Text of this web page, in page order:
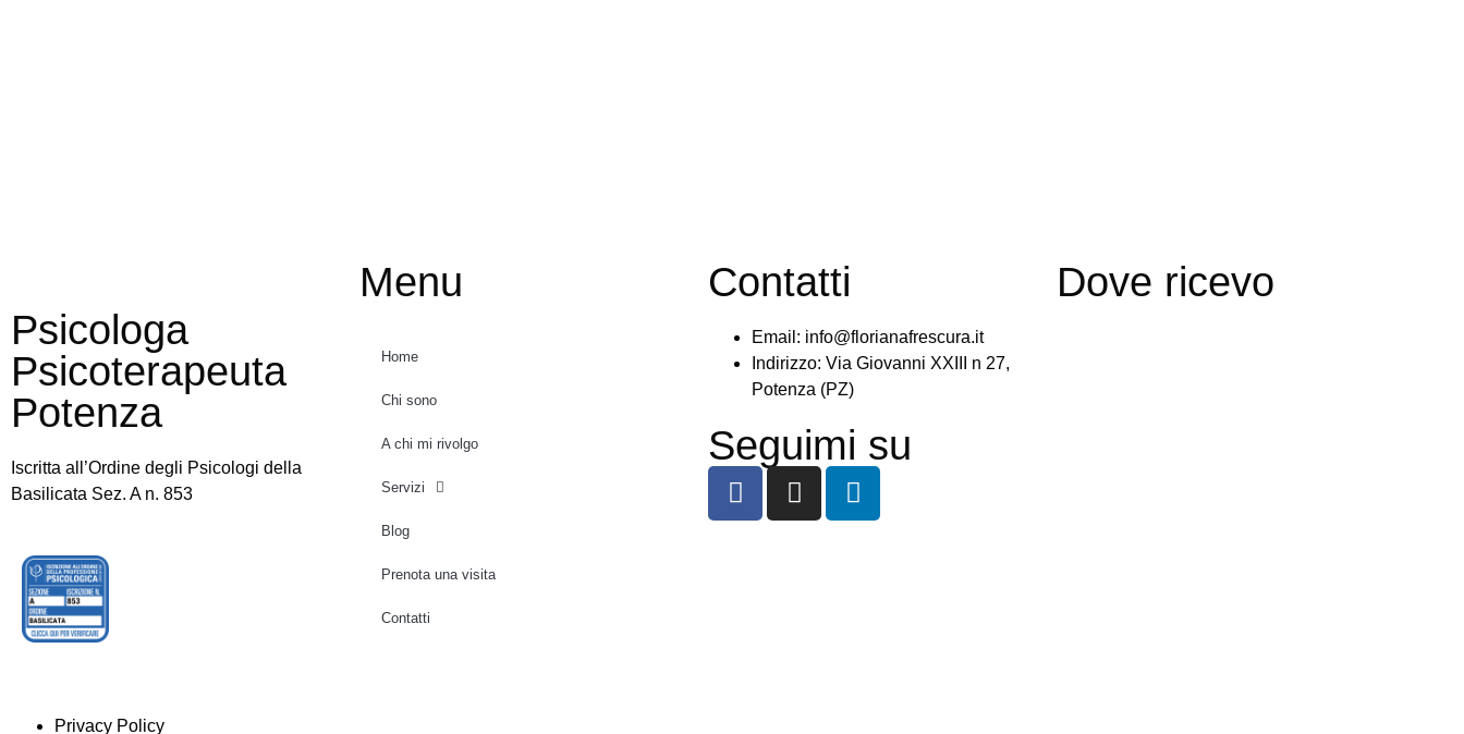
Psicologa
Psicoterapeuta
Potenza
Iscritta all’Ordine degli Psicologi della
Basilicata Sez. A n. 853
Privacy Policy
Menu
Home
Chi sono
A chi mi rivolgo
Servizi
Blog
Prenota una visita
Contatti
Contatti
Email: info@florianafrescura.it
Indirizzo: Via Giovanni XXIII n 27,
Potenza (PZ)
Seguimi su
Dove ricevo